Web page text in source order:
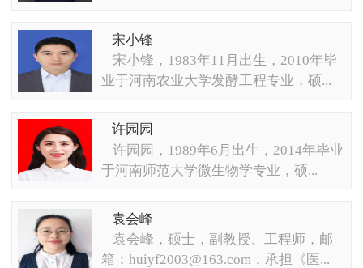
宋小锋
宋小锋，1983年11月出生，2010年毕
业于河南农业大学发酵工程专业，硕...
许园园
许园园，1989年6月出生，2014年毕业
于河南师范大学微生物学专业，硕...
袁会峰
袁会峰，硕士，副教授、工程师，邮
箱：huiyf2003@163.com，承担《医...